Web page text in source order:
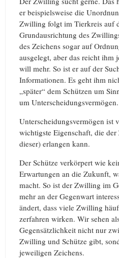
er beispielsweise die
Zwilling folgt im Tierkreis auf
Grundausrichtung des
des Zeichens sogar auf
ausgelegt, aber das reicht
will mehr. So ist er auf der
Informationen. Es geht ihm
„später“ dem Schützen um
um Unterscheidungsvermögen.
Unterscheidungsvermögen ist
wichtigste Eigenschaft, die
dieser) erlangen kann.
Der Schütze verkörpert wie
Erwartungen an die Zukunft,
macht. So ist der Zwilling im
mehr an der Gegenwart
ändert, dass viele Zwilling
zerfahren wirken. Wir sehen
Gegensätzlichkeit nicht nur
Zwilling und Schütze gibt,
jeweiligen Zeichens.